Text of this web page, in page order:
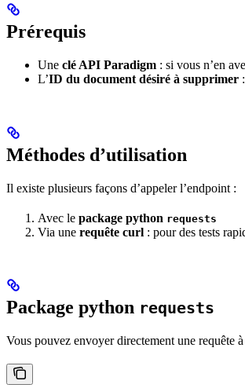
Prérequis
Une clé API Paradigm : si vous n’en
L’ID du document désiré à supprimer
Méthodes d’utilisation
Il existe plusieurs façons d’appeler l’endpoint :
Avec le package python requests
Via une requête curl : pour des tests
Package python requests
Vous pouvez envoyer directement une requête